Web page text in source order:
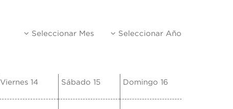
Seleccionar Mes Seleccionar Año
Viernes 14 Sábado 15 Domingo 16